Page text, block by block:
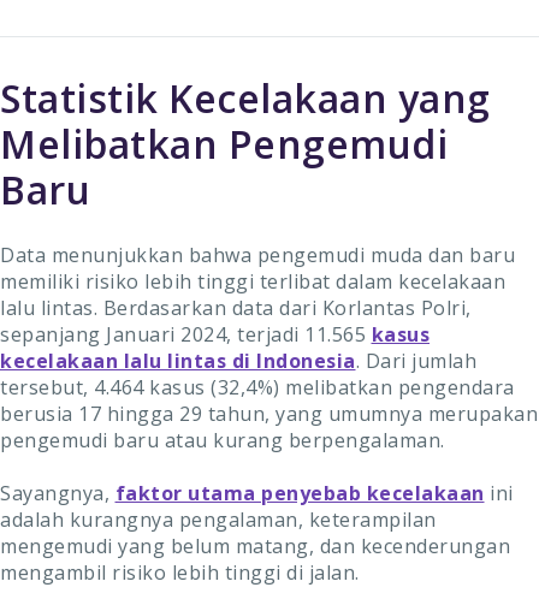
Statistik Kecelakaan yang
Melibatkan Pengemudi
Baru
Data menunjukkan bahwa pengemudi muda dan baru
memiliki risiko lebih tinggi terlibat dalam kecelakaan
lalu lintas. Berdasarkan data dari Korlantas Polri,
sepanjang Januari 2024, terjadi 11.565 kasus
kecelakaan lalu lintas di Indonesia. Dari jumlah
tersebut, 4.464 kasus (32,4%) melibatkan pengendara
berusia 17 hingga 29 tahun, yang umumnya merupakan
pengemudi baru atau kurang berpengalaman.
Sayangnya, faktor utama penyebab kecelakaan ini
adalah kurangnya pengalaman, keterampilan
mengemudi yang belum matang, dan kecenderungan
mengambil risiko lebih tinggi di jalan.